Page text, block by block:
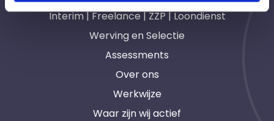
Interim | Freelance | ZZP | Loondienst
Werving en Selectie
Assessments
Over ons
Werkwijze
Waar zijn wij actief